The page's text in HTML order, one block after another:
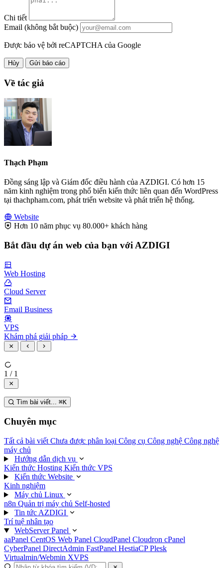
Chi tiết
Email (không bắt buộc)
Được bảo vệ bởi reCAPTCHA của Google
Hủy Gửi báo cáo
Về tác giả
Thạch Phạm
Đồng sáng lập và Giám đốc điều hành của AZDIGI. Có hơn 15
năm kinh nghiệm trong phổ biến kiến thức liên quan đến WordPress
tại thachpham.com, phát triển website và phát triển hệ thống.
Website
Hơn 10 năm phục vụ 80.000+ khách hàng
Bắt đầu dự án web của bạn với AZDIGI
Web Hosting
Cloud Server
Email Business
VPS
Khám phá giải pháp
1 / 1
Tìm bài viết... ⌘K
Chuyên mục
Tất cả bài viết Chưa được phân loại Công cụ Công nghệ Công nghệ
máy chủ
Hướng dẫn dịch vụ
Kiến thức Hosting Kiến thức VPS
Kiến thức Website
Kinh nghiệm
Máy chủ Linux
n8n Quản trị máy chủ Self-hosted
Tin tức AZDIGI
Trí tuệ nhân tạo
WebServer Panel
aaPanel CentOS Web Panel CloudPanel Cloudron cPanel
CyberPanel DirectAdmin FastPanel HestiaCPPlesk
Virtualmin/Webmin XVPS